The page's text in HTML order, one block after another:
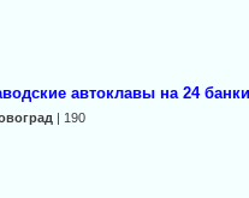
автоклавы на 24
| 190